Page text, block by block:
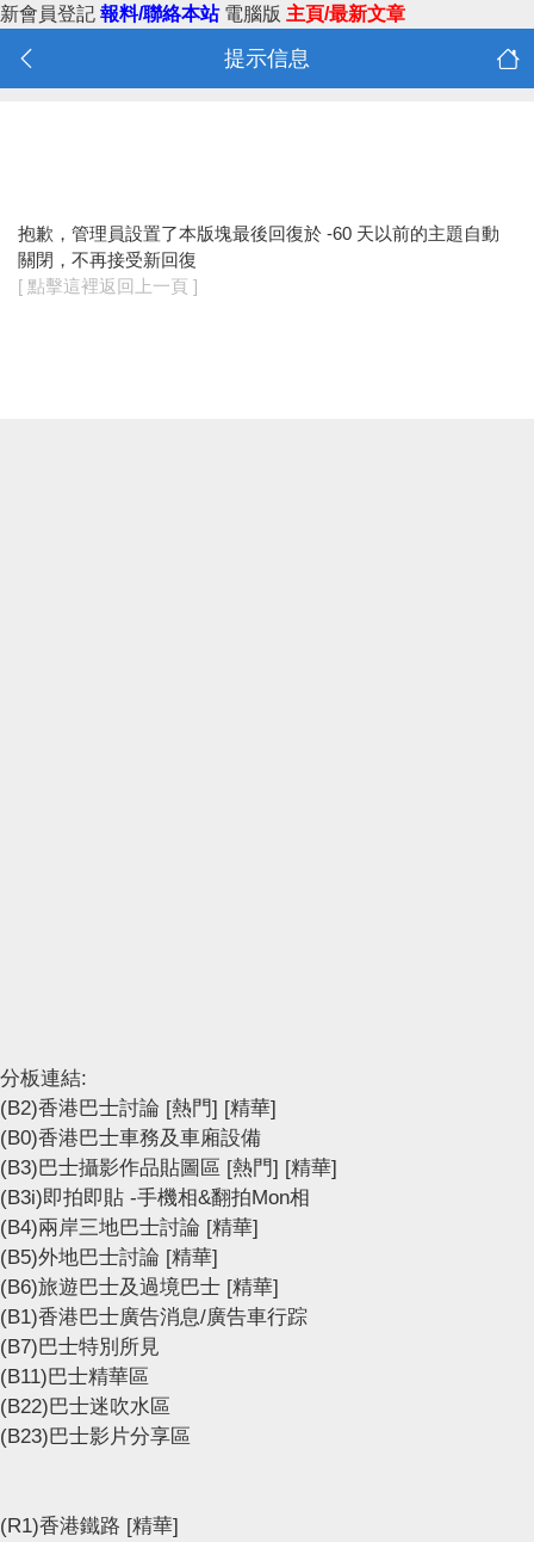
新會員登記 報料/聯絡本站 電腦版 主頁/最新文章
提示信息
抱歉，管理員設置了本版塊最後回復於 -60 天以前的主題自動
關閉，不再接受新回復
[ 點擊這裡返回上一頁 ]
分板連結:
(B2)香港巴士討論 [熱門] [精華]
(B0)香港巴士車務及車廂設備
(B3)巴士攝影作品貼圖區 [熱門] [精華]
(B3i)即拍即貼 -手機相&翻拍Mon相
(B4)兩岸三地巴士討論 [精華]
(B5)外地巴士討論 [精華]
(B6)旅遊巴士及過境巴士 [精華]
(B1)香港巴士廣告消息/廣告車行踪
(B7)巴士特別所見
(B11)巴士精華區
(B22)巴士迷吹水區
(B23)巴士影片分享區
(R1)香港鐵路 [精華]